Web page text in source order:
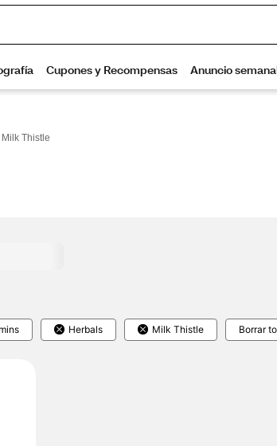
Thistle
Herbals Milk Thistle Borrar